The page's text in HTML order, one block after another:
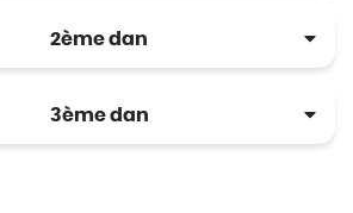
2ème dan
3ème dan